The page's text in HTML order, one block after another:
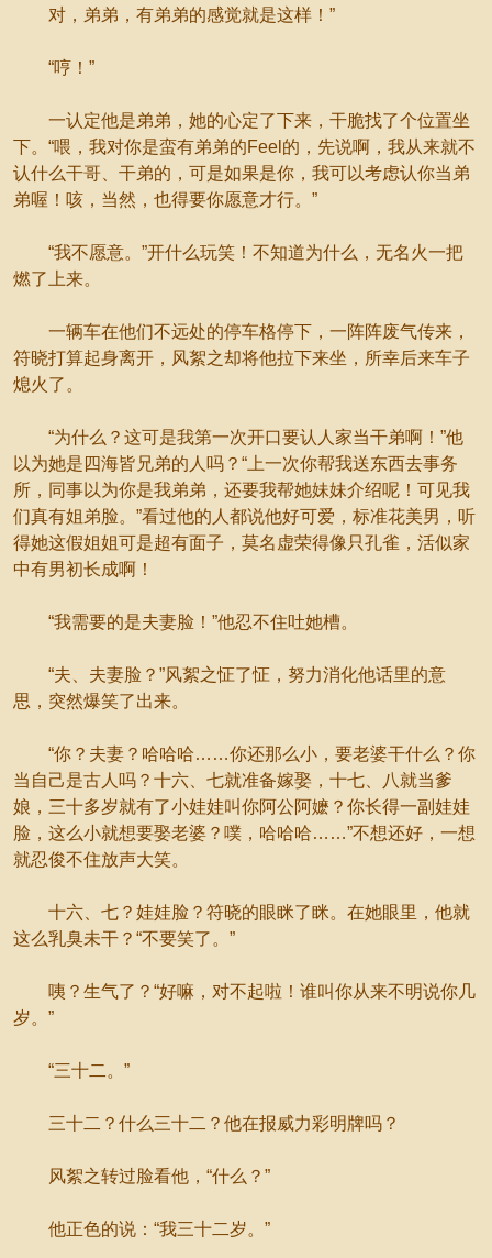
对，弟弟，有弟弟的感觉就是这样！”
“哼！”
一认定他是弟弟，她的心定了下来，干脆找了个位置坐
下。“喂，我对你是蛮有弟弟的Feel的，先说啊，我从来就不
认什么干哥、干弟的，可是如果是你，我可以考虑认你当弟
弟喔！咳，当然，也得要你愿意才行。”
“我不愿意。”开什么玩笑！不知道为什么，无名火一把
燃了上来。
一辆车在他们不远处的停车格停下，一阵阵废气传来，
符晓打算起身离开，风絮之却将他拉下来坐，所幸后来车子
熄火了。
“为什么？这可是我第一次开口要认人家当干弟啊！”他
以为她是四海皆兄弟的人吗？“上一次你帮我送东西去事务
所，同事以为你是我弟弟，还要我帮她妹妹介绍呢！可见我
们真有姐弟脸。”看过他的人都说他好可爱，标准花美男，听
得她这假姐姐可是超有面子，莫名虚荣得像只孔雀，活似家
中有男初长成啊！
“我需要的是夫妻脸！”他忍不住吐她槽。
“夫、夫妻脸？”风絮之怔了怔，努力消化他话里的意
思，突然爆笑了出来。
“你？夫妻？哈哈哈……你还那么小，要老婆干什么？你
当自己是古人吗？十六、七就准备嫁娶，十七、八就当爹
娘，三十多岁就有了小娃娃叫你阿公阿嬷？你长得一副娃娃
脸，这么小就想要娶老婆？噗，哈哈哈……”不想还好，一想
就忍俊不住放声大笑。
十六、七？娃娃脸？符晓的眼眯了眯。在她眼里，他就
这么乳臭未干？“不要笑了。”
咦？生气了？“好嘛，对不起啦！谁叫你从来不明说你几
岁。”
“三十二。”
三十二？什么三十二？他在报威力彩明牌吗？
风絮之转过脸看他，“什么？”
他正色的说：“我三十二岁。”